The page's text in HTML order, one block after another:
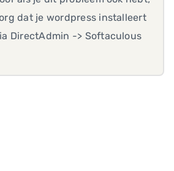
dat je wordpress installeert
DirectAdmin -> Softaculous